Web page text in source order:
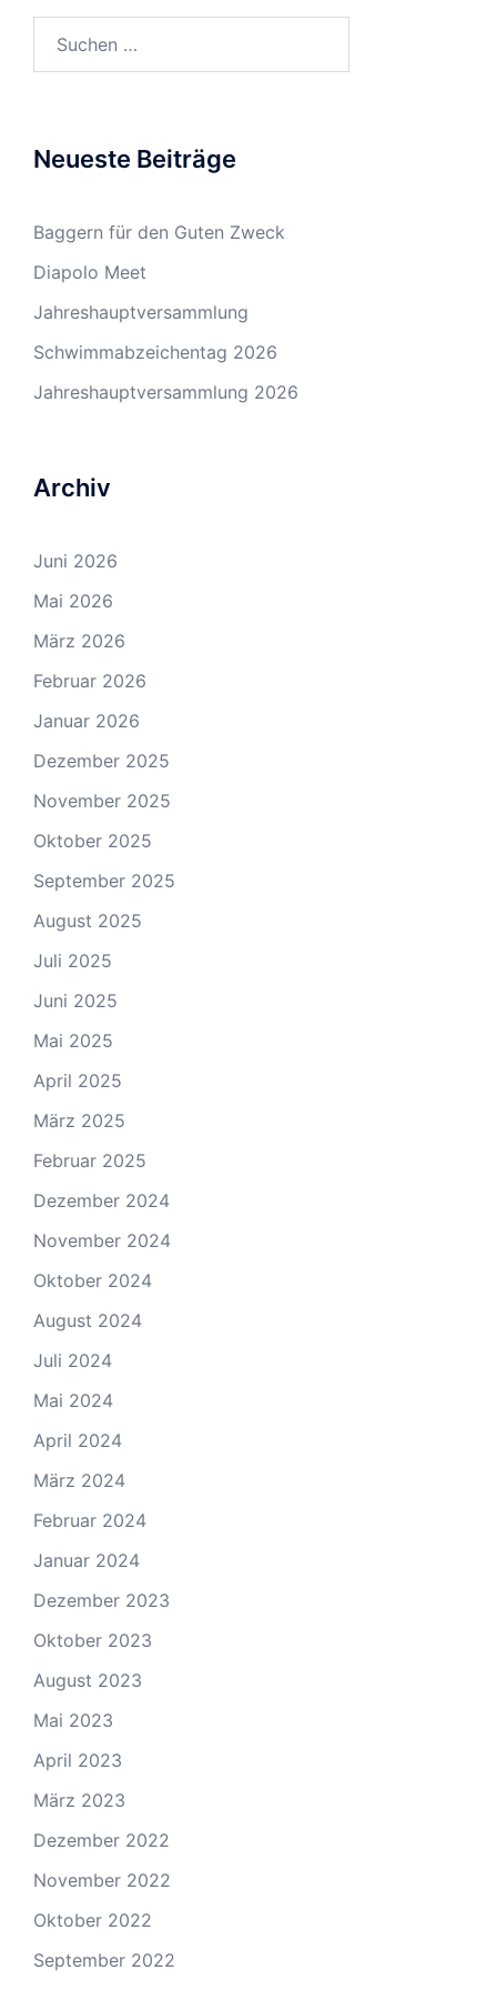
Neueste Beiträge
Baggern für den Guten Zweck
Diapolo Meet
Jahreshauptversammlung
Schwimmabzeichentag 2026
Jahreshauptversammlung 2026
Archiv
Juni 2026
Mai 2026
März 2026
Februar 2026
Januar 2026
Dezember 2025
November 2025
Oktober 2025
September 2025
August 2025
Juli 2025
Juni 2025
Mai 2025
April 2025
März 2025
Februar 2025
Dezember 2024
November 2024
Oktober 2024
August 2024
Juli 2024
Mai 2024
April 2024
März 2024
Februar 2024
Januar 2024
Dezember 2023
Oktober 2023
August 2023
Mai 2023
April 2023
März 2023
Dezember 2022
November 2022
Oktober 2022
September 2022